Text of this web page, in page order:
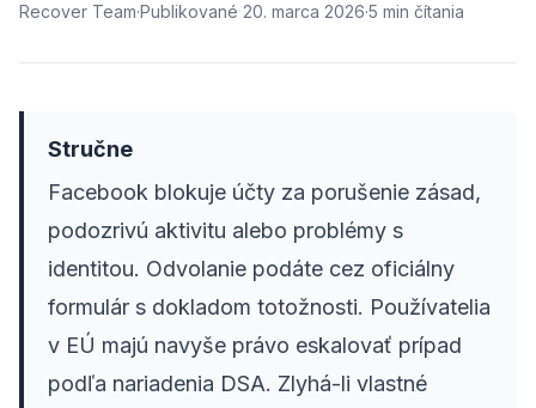
Recover Team·Publikované 20. marca 2026·5 min čítania
Stručne
Facebook blokuje účty za porušenie zásad,
podozrivú aktivitu alebo problémy s
identitou. Odvolanie podáte cez oficiálny
formulár s dokladom totožnosti. Používatelia
v EÚ majú navyše právo eskalovať prípad
podľa nariadenia DSA. Zlyhá-li vlastné